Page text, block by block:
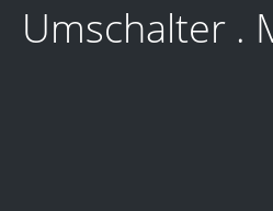
Umschalter .